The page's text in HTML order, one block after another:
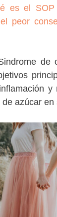
es el SOP
peor
de
y
azúcar en